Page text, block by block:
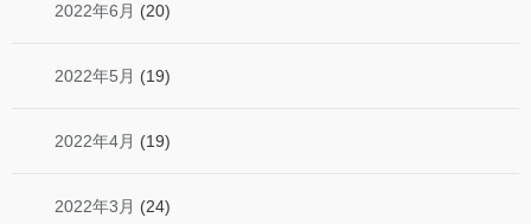
2022年6月 (20)
2022年5月 (19)
2022年4月 (19)
2022年3月 (24)